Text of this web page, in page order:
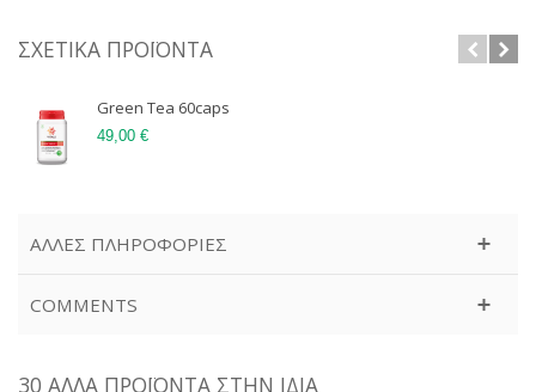
ΣΧΕΤΙΚΆ ΠΡΟΪΌΝΤΑ
Green Tea 60caps
49,00 €
ΆΛΛΕΣ ΠΛΗΡΟΦΟΡΊΕΣ
COMMENTS
30 ΆΛΛΑ ΠΡΟΪΌΝΤΑ ΣΤΗΝ ΊΔΙΑ